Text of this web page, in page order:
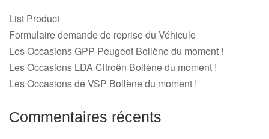
List Product
Formulaire demande de reprise du Véhicule
Les Occasions GPP Peugeot Bollène du moment !
Les Occasions LDA Citroën Bollène du moment !
Les Occasions de VSP Bollène du moment !
Commentaires récents